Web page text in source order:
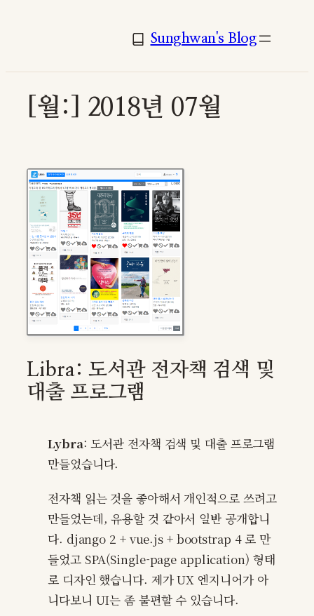
로
Sunghwan's Blog
[월:] 2018년 07월
Libra: 도서관 전자책 검색 및
대출 프로그램
Lybra: 도서관 전자책 검색 및 대출 프로그램
만들었습니다.
전자책 읽는 것을 좋아해서 개인적으로 쓰려고
만들었는데, 유용할 것 같아서 일반 공개합니
다. django 2 + vue.js + bootstrap 4 로 만
들었고 SPA(Single-page application) 형태
로 디자인 했습니다. 제가 UX 엔지니어가 아
니다보니 UI는 좀 불편할 수 있습니다.